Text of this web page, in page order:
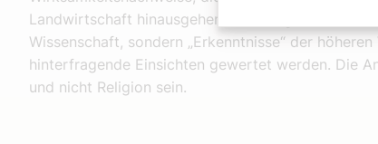
Landwirtschaft hinausgehen. Grundlage sind hier,
Wissenschaft, sondern „Erkenntnisse“ der
hinterfragende Einsichten gewertet werden. Die
und nicht Religion sein.